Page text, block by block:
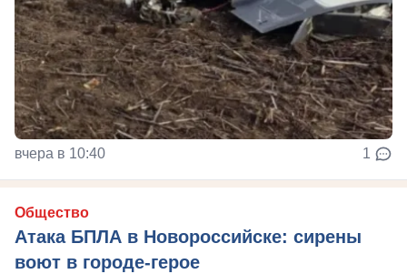
вчера в 10:40 1
Общество
Атака БПЛА в Новороссийске: сирены
воют в городе-герое